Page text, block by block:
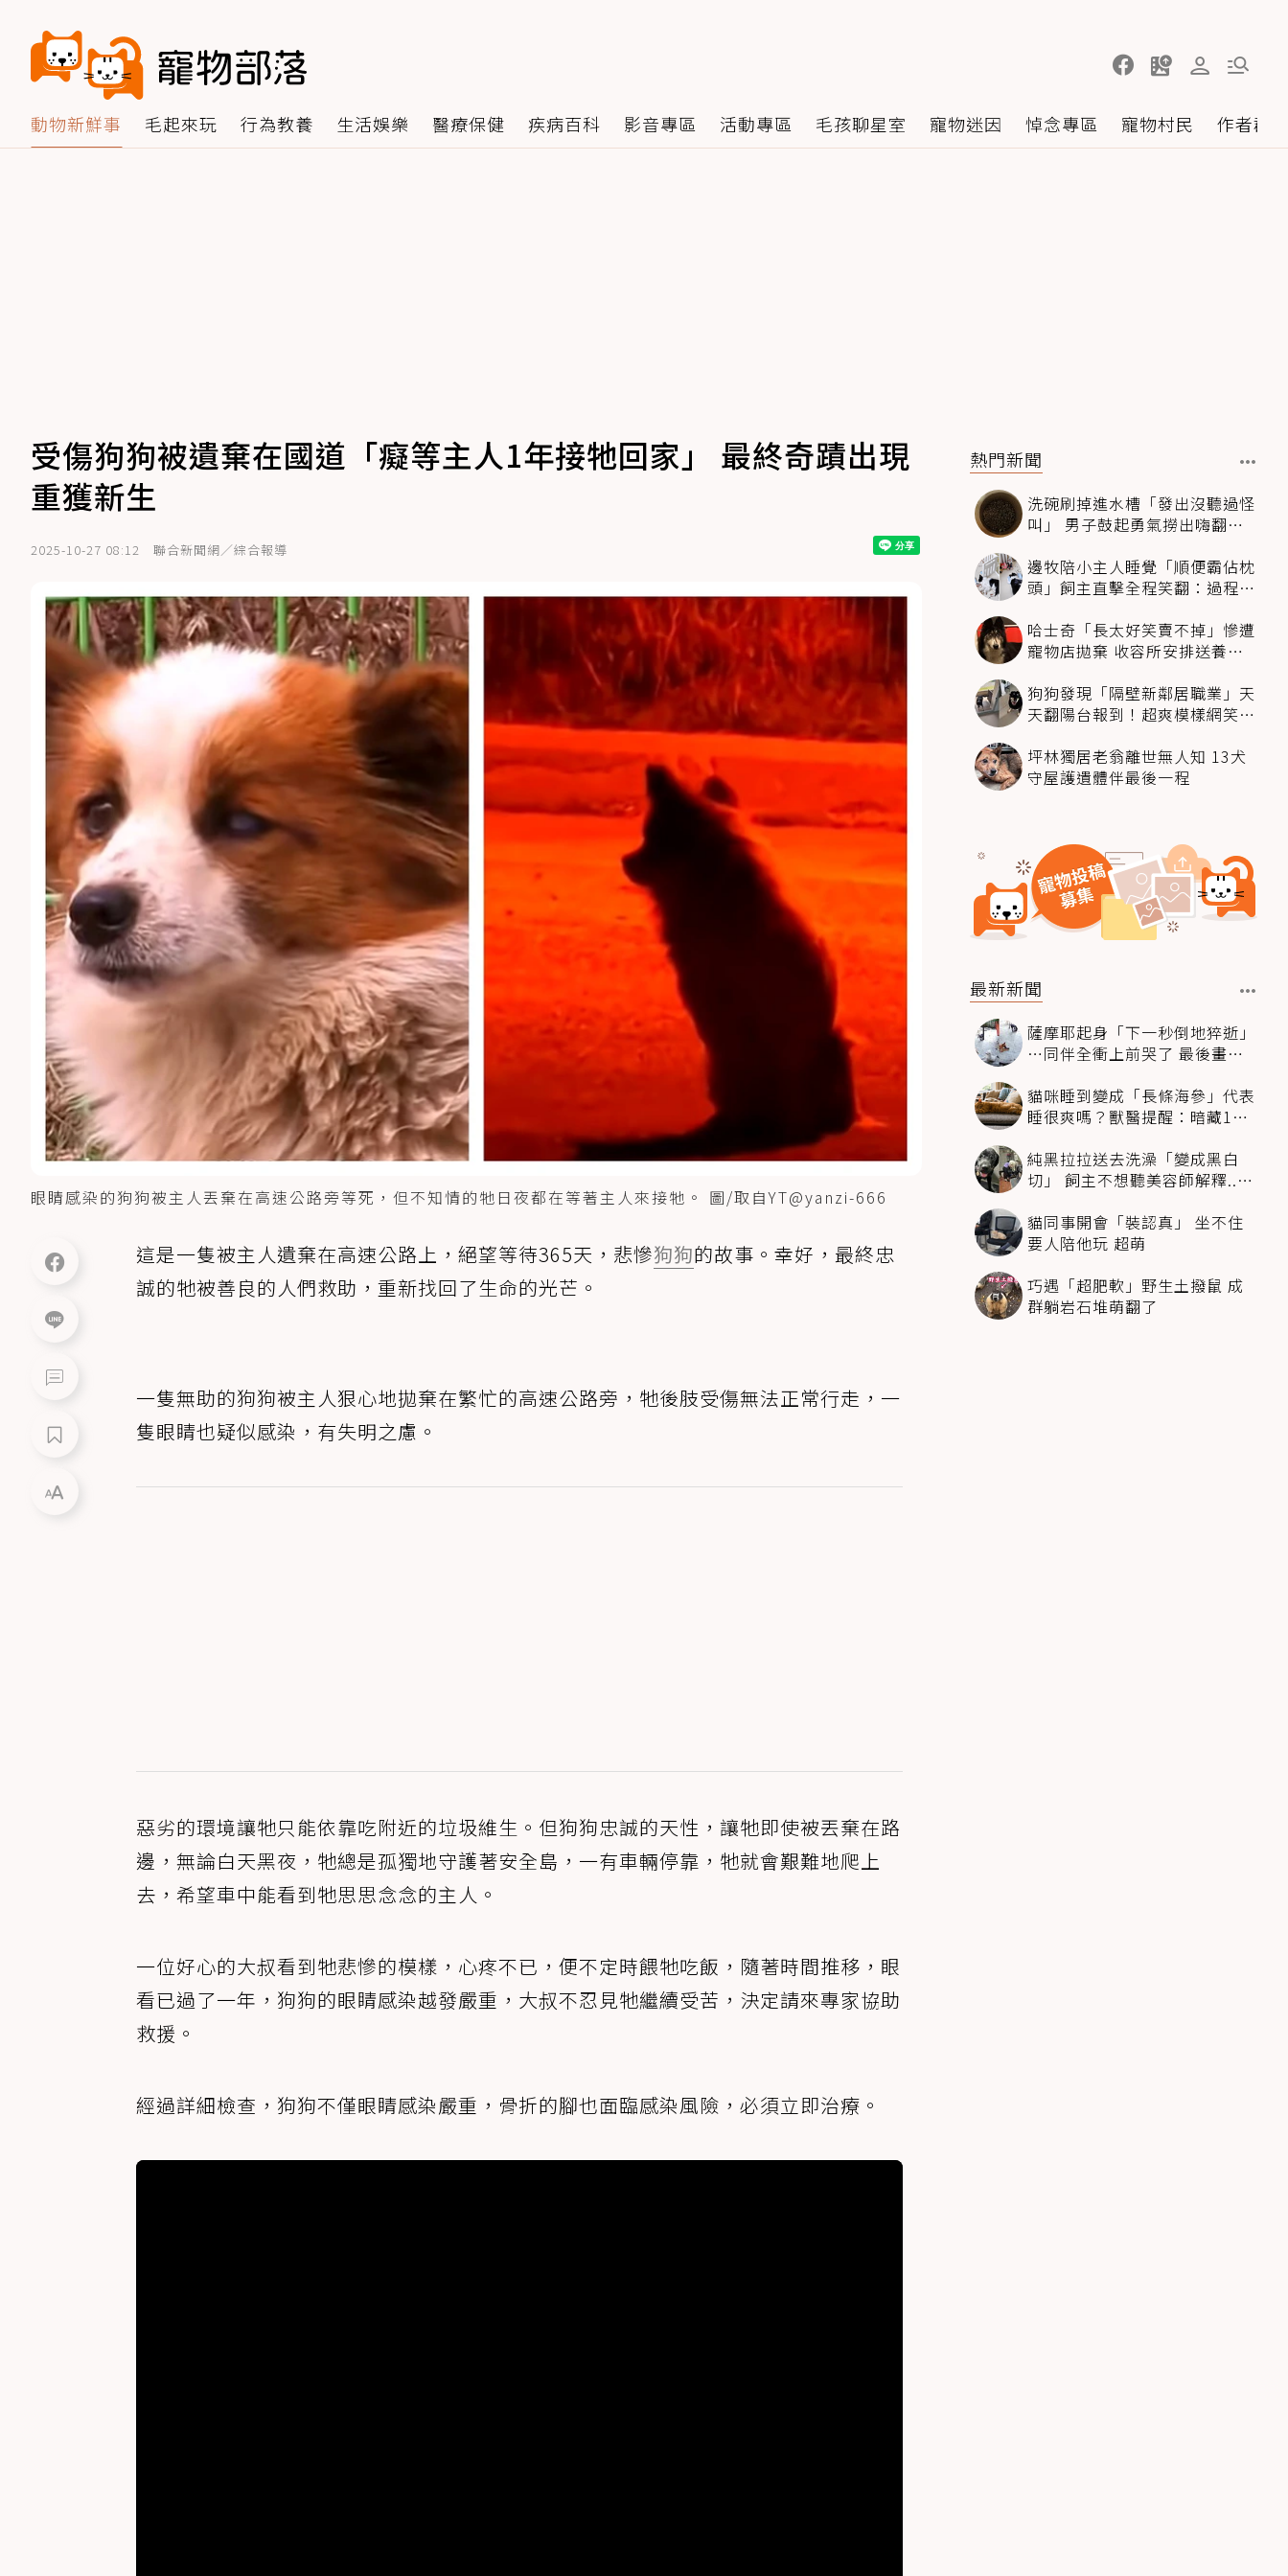
動物新鮮事 毛起來玩 行為教養 生活娛樂 醫療保健 疾病百科 影音專區 活動專區 毛孩聊星室 寵物迷因 悼念專區 寵物村民 作者群
受傷狗狗被遺棄在國道「癡等主人1年接牠回家」 最終奇蹟出現
重獲新生
2025-10-27 08:12 聯合新聞網／綜合報導
眼睛感染的狗狗被主人丟棄在高速公路旁等死，但不知情的牠日夜都在等著主人來接牠。 圖/取自YT@yanzi-666
這是一隻被主人遺棄在高速公路上，絕望等待365天，悲慘狗狗的故事。幸好，最終忠
誠的牠被善良的人們救助，重新找回了生命的光芒。
一隻無助的狗狗被主人狠心地拋棄在繁忙的高速公路旁，牠後肢受傷無法正常行走，一
隻眼睛也疑似感染，有失明之慮。
惡劣的環境讓牠只能依靠吃附近的垃圾維生。但狗狗忠誠的天性，讓牠即使被丟棄在路
邊，無論白天黑夜，牠總是孤獨地守護著安全島，一有車輛停靠，牠就會艱難地爬上
去，希望車中能看到牠思思念念的主人。
一位好心的大叔看到牠悲慘的模樣，心疼不已，便不定時餵牠吃飯，隨著時間推移，眼
看已過了一年，狗狗的眼睛感染越發嚴重，大叔不忍見牠繼續受苦，決定請來專家協助
救援。
經過詳細檢查，狗狗不僅眼睛感染嚴重，骨折的腳也面臨感染風險，必須立即治療。
熱門新聞
洗碗刷掉進水槽「發出沒聽過怪
叫」 男子鼓起勇氣撈出嗨翻：
邊牧陪小主人睡覺「順便霸佔枕
頭」飼主直擊全程笑翻：過程絲
哈士奇「長太好笑賣不掉」慘遭
寵物店拋棄 收容所安排送養活
狗狗發現「隔壁新鄰居職業」天
天翻陽台報到！超爽模樣網笑
坪林獨居老翁離世無人知 13犬
守屋護遺體伴最後一程
最新新聞
薩摩耶起身「下一秒倒地猝逝」
…同伴全衝上前哭了 最後畫面
貓咪睡到變成「長條海參」代表
睡很爽嗎？獸醫提醒：暗藏1種
純黑拉拉送去洗澡「變成黑白
切」 飼主不想聽美容師解釋..衝
貓同事開會「裝認真」 坐不住
要人陪他玩 超萌
巧遇「超肥軟」野生土撥鼠 成
群躺岩石堆萌翻了